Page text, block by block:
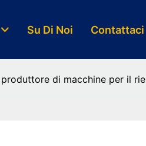
Su Di Noi Contattaci
di macchine per il